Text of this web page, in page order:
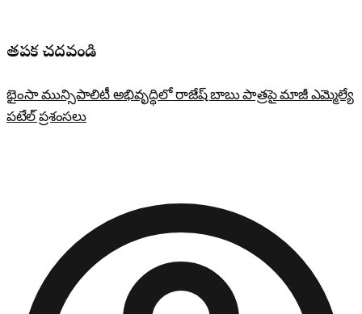
తప్పక చదవండి
భైంసా మున్సిపాలిటీ అభివృద్ధిలో రాజేష్ బాబు పాత్రపై మాజీ ఎమ్మెల్యే
పటేల్ ప్రశంసలు